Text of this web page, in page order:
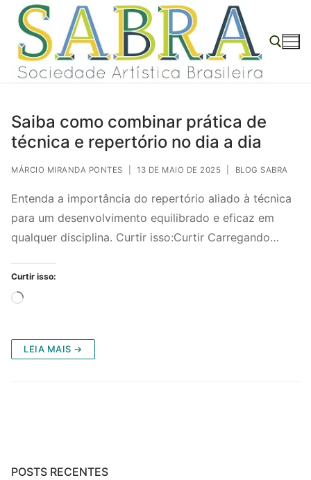
conteúdo
Pular
para
conteúdo
Saiba como combinar prática de
técnica e repertório no dia a dia
MÁRCIO MIRANDA PONTES 13 DE MAIO DE 2025 BLOG SABRA
Entenda a importância do repertório aliado à técnica
para um desenvolvimento equilibrado e eficaz em
qualquer disciplina. Curtir isso:Curtir Carregando…
Curtir isso:
Carregando...
LEIA MAIS →
POSTS RECENTES